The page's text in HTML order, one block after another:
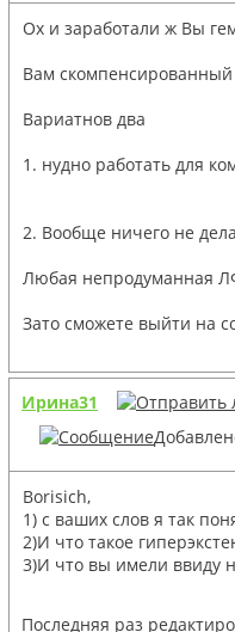
Ох и заработали ж Вы
Вам скомпенсированный
Вариатнов два
1. нудно работать для
2. Вообще ничего не
Любая непродуманная
Зато сможете выйти на
Ирина31
Borisich,
1) с ваших слов я так
2)И что такое
3)И что вы имели ввиду
Последняя раз